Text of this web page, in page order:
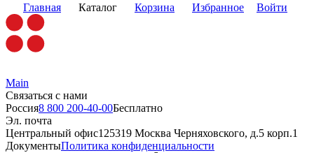
Главная Каталог Корзина Избранное Войти
Main
Связаться с нами
Россия8 800 200-40-00Бесплатно
Эл. почта
Центральный офис125319 Москва Черняховского, д.5 корп.1
ДокументыПолитика конфиденциальности